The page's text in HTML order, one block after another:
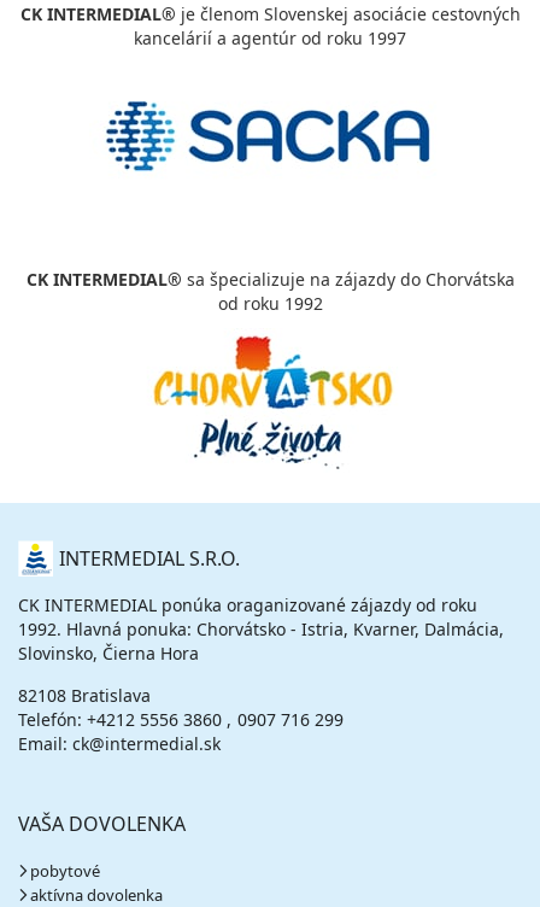
CK INTERMEDIAL® je členom Slovenskej asociácie cestovných
kancelárií a agentúr od roku 1997
CK INTERMEDIAL® sa špecializuje na zájazdy do Chorvátska
od roku 1992
O
NÁS INTERMEDIAL S.R.O.
CK INTERMEDIAL ponúka oraganizované zájazdy od roku
1992. Hlavná ponuka: Chorvátsko - Istria, Kvarner, Dalmácia,
Slovinsko, Čierna Hora
82108 Bratislava
Telefón: +4212 5556 3860
0907 716 299
Email: ck@intermedial.sk
VAŠA DOVOLENKA
pobytové
aktívna dovolenka